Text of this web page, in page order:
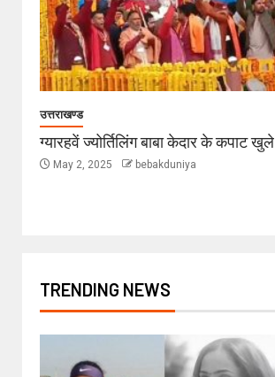
उत्तराखण्ड
ग्यारहवें ज्योर्तिलिंग बाबा केदार के कपाट खुले
May 2, 2025 bebakduniya
TRENDING NEWS